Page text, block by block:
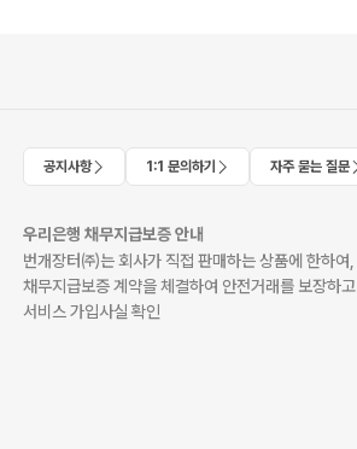
공지사항 1:1 문의하기 자주 묻는 질문
우리은행 채무지급보증 안내
번개장터㈜는 회사가 직접 판매하는 상품에 한하
채무지급보증 계약을 체결하여 안전거래를 보장하
서비스 가입사실 확인